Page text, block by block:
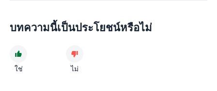
บทความนี้เป็นประโยชน์หรือไม่
ใช่ ไม่